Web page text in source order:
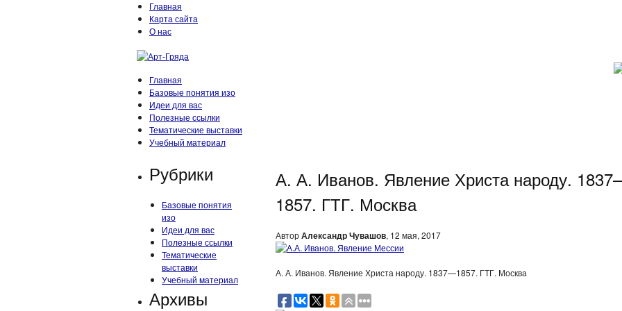
Главная
Карта сайта
О нас
Главная
Базовые понятия изо
Идеи для вас
Полезные ссылки
Тематические выставки
Учебный материал
Рубрики
Базовые понятия
изо
Идеи для вас
Полезные ссылки
Тематические
выставки
Учебный материал
Архивы
А. А. Иванов. Явление Христа народу.
1857. ГТГ. Москва
АвторАлександр Чувашов, 12 мая, 2017
А. А. Иванов. Явление Христа народу. 1837—1857. ГТГ. Москва